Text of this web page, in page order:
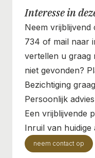
Interesse in
Neem
734 of mail naar
vertellen u graag
niet gevonden?
Bezichtiging
Persoonlijk advies
Een vrijblijvende
Inruil van
neem contact op